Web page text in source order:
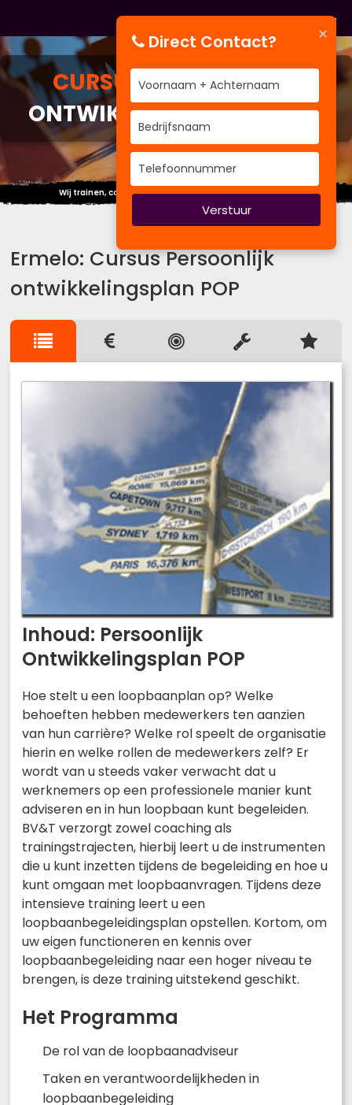
CURSUSPERSOONLIJK
ONTWIKKELINGSPLAN POP
Wij trainen, coachen om uw performance te verbeteren
Ermelo: Cursus Persoonlijk
ontwikkelingsplan POP
Inhoud: Persoonlijk
Ontwikkelingsplan POP
Hoe stelt u een loopbaanplan op? Welke
behoeften hebben medewerkers ten aanzien
van hun carrière? Welke rol speelt de organisatie
hierin en welke rollen de medewerkers zelf? Er
wordt van u steeds vaker verwacht dat u
werknemers op een professionele manier kunt
adviseren en in hun loopbaan kunt begeleiden.
BV&T verzorgt zowel coaching als
trainingstrajecten, hierbij leert u de instrumenten
die u kunt inzetten tijdens de begeleiding en hoe u
kunt omgaan met loopbaanvragen. Tijdens deze
intensieve training leert u een
loopbaanbegeleidingsplan opstellen. Kortom, om
uw eigen functioneren en kennis over
loopbaanbegeleiding naar een hoger niveau te
brengen, is deze training uitstekend geschikt.
Het Programma
De rol van de loopbaanadviseur
Taken en verantwoordelijkheden in
loopbaanbegeleiding
×
Direct Contact?
Verstuur